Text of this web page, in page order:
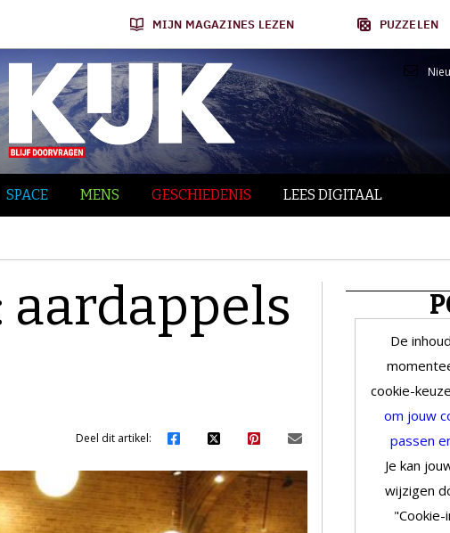
MIJN MAGAZINES LEZEN PUZZELEN
SPACE MENS GESCHIEDENIS LEES DIGITAAL
aardappels
Deel dit artikel:
De
cookie-
om jouw
passen
Je kan
wijzigen
"Cookie-